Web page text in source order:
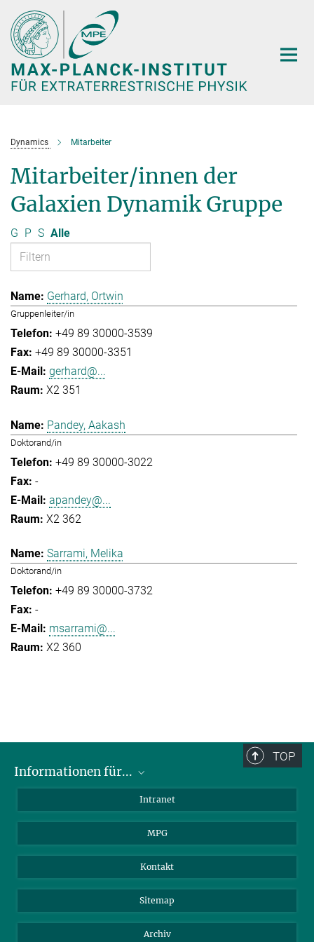
Hauptinhalt
Dynamics Mitarbeiter
Mitarbeiter/innen der
Galaxien Dynamik Gruppe
G P S Alle
Gerhard, Ortwin
Gruppenleiter/in
+49 89 30000-3539
+49 89 30000-3351
gerhard@...
X2 351
Pandey, Aakash
Doktorand/in
+49 89 30000-3022
-
apandey@...
X2 362
Sarrami, Melika
Doktorand/in
+49 89 30000-3732
-
msarrami@...
X2 360
TOP
Informationen für...
Studenten
Journalisten
Intranet
MPG
Kontakt
Sitemap
Archiv